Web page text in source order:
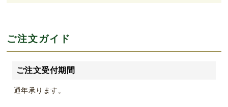
ご注文ガイド
ご注文受付期間
通年承ります。